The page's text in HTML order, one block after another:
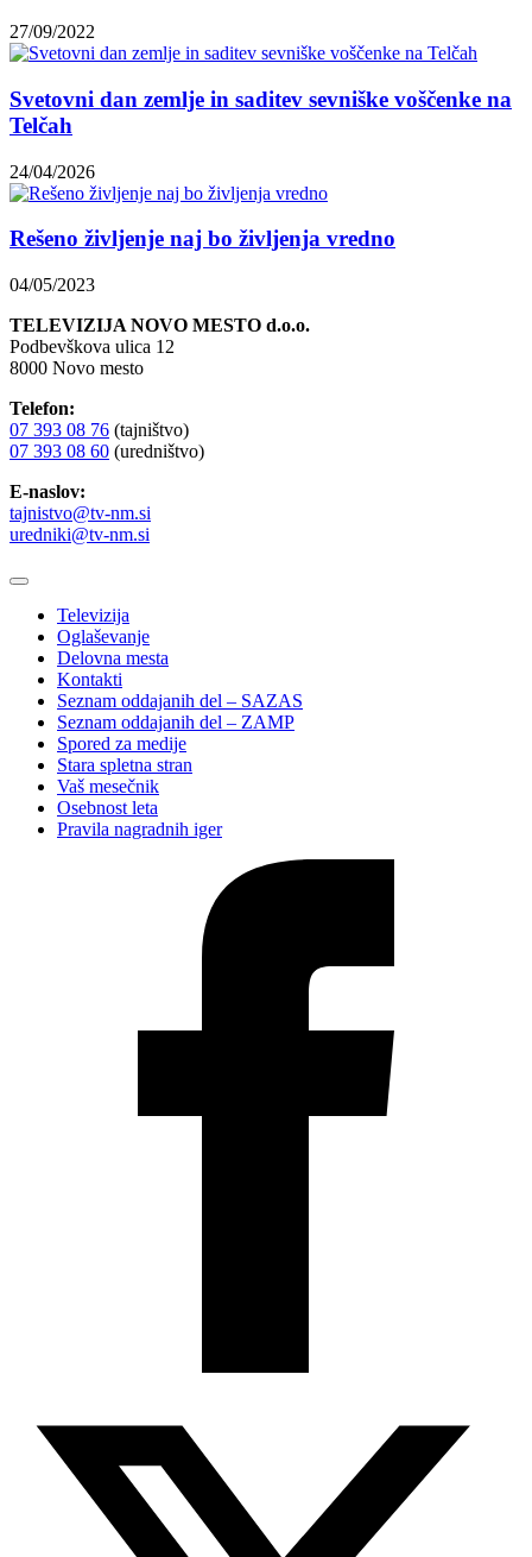
27/09/2022
Svetovni dan zemlje in saditev sevniške voščenke na
Telčah
24/04/2026
Rešeno življenje naj bo življenja vredno
04/05/2023
TELEVIZIJA NOVO MESTO d.o.o.
Podbevškova ulica 12
8000 Novo mesto
Telefon:
07 393 08 76 (tajništvo)
07 393 08 60 (uredništvo)
E-naslov:
tajnistvo@tv-nm.si
uredniki@tv-nm.si
Televizija
Oglaševanje
Delovna mesta
Kontakti
Seznam oddajanih del – SAZAS
Seznam oddajanih del – ZAMP
Spored za medije
Stara spletna stran
Vaš mesečnik
Osebnost leta
Pravila nagradnih iger